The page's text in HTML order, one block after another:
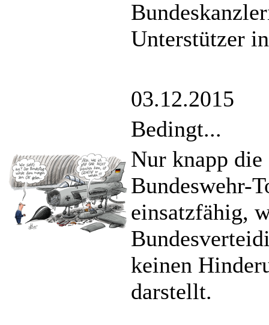
Unterstützer
03.12.2015
Bedingt...
Nur knapp
Bundeswehr-
einsatzfähig,
keinen
darstellt.